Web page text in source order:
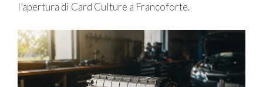
l’apertura di Card Culture a Francoforte.